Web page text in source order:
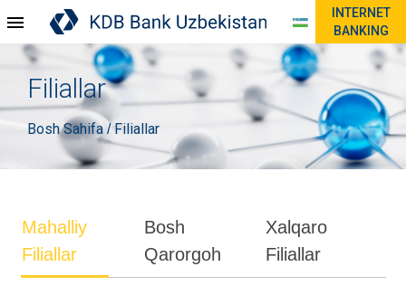
INTERNET
BANKING
Filiallar
Bosh Sahifa/Filiallar
Mahalliy
Filiallar
Bosh
Qarorgoh
Xalqaro
Filiallar